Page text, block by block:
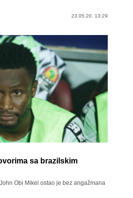
23.05.20. 13:29
sa brazilskim
Obi Mikel ostao je bez angažmana